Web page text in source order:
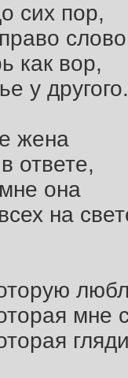
сих пор,
как вор,
у другого.
жена
ответе,
она
на
мне